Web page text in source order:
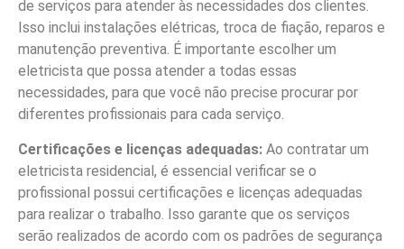
de serviços para atender às necessidades dos clientes.
Isso inclui instalações elétricas, troca de fiação, reparos e
manutenção preventiva. É importante escolher um
eletricista que possa atender a todas essas
necessidades, para que você não precise procurar por
diferentes profissionais para cada serviço.
Certificações e licenças adequadas: Ao contratar um
eletricista residencial, é essencial verificar se o
profissional possui certificações e licenças adequadas
para realizar o trabalho. Isso garante que os serviços
serão realizados de acordo com os padrões de segurança